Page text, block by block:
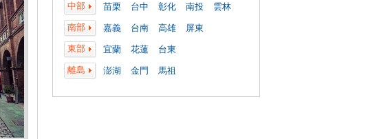
中部
苗栗 台中 彰化 南投
雲林
南部
嘉義 台南 高雄
屏東
東部
宜蘭 花蓮
台東
離島
澎湖 金門 馬祖